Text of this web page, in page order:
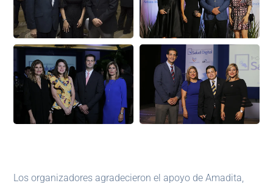
Los organizadores agradecieron el apoyo de Amadita,